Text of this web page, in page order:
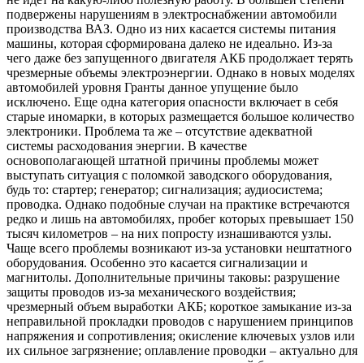
подвержены нарушениям в электроснабжении автомобили
производства ВАЗ. Одно из них касается системы питания
машины, которая сформирована далеко не идеально. Из-за
чего даже без запущенного двигателя АКБ продолжает терять
чрезмерные объемы электроэнергии. Однако в новых моделях
автомобилей уровня Гранты данное упущение было
исключено. Еще одна категория опасности включает в себя
старые иномарки, в которых размещается большое количество
электроники. Проблема та же – отсутствие адекватной
системы расходования энергии. В качестве
основополагающей штатной причины проблемы может
выступать ситуация с поломкой заводского оборудования,
будь то: стартер; генератор; сигнализация; аудиосистема;
проводка. Однако подобные случаи на практике встречаются
редко и лишь на автомобилях, пробег которых превышает 150
тысяч километров – на них попросту изнашиваются узлы.
Чаще всего проблемы возникают из-за установки нештатного
оборудования. Особенно это касается сигнализации и
магнитолы. Дополнительные причины таковы: разрушение
защиты проводов из-за механического воздействия;
чрезмерный объем выработки АКБ; короткое замыкание из-за
неправильной прокладки проводов с нарушением принципов
напряжения и сопротивления; окисление ключевых узлов или
их сильное загрязнение; оплавление проводки – актуально для